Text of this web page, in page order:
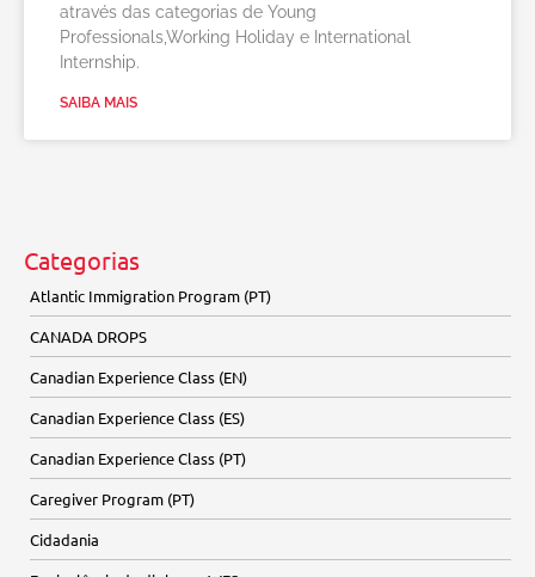
através das categorias de Young
Professionals,Working Holiday e International
Internship.
SAIBA MAIS
Categorias
Atlantic Immigration Program (PT)
CANADA DROPS
Canadian Experience Class (EN)
Canadian Experience Class (ES)
Canadian Experience Class (PT)
Caregiver Program (PT)
Cidadania